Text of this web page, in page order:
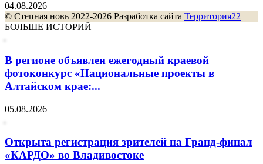
04.08.2026
© Степная новь 2022-2026 Разработка сайта Территория22
БОЛЬШЕ ИСТОРИЙ
В регионе объявлен ежегодный краевой
фотоконкурс «Национальные проекты в
Алтайском крае:...
05.08.2026
Открыта регистрация зрителей на Гранд-финал
«КАРДО» во Владивостоке